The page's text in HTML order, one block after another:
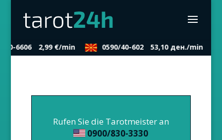
6606 2,99 €/min 0590/40-602 53,10 ден./min
Rufen Sie die Tarotmeister an
0900/830-3330